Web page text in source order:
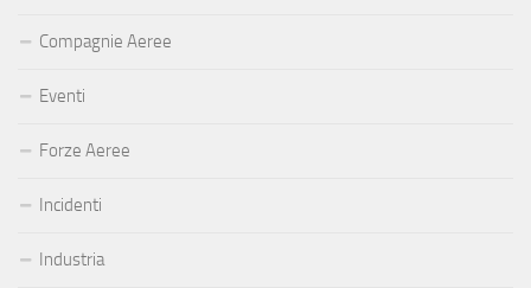
Compagnie Aeree
Eventi
Forze Aeree
Incidenti
Industria